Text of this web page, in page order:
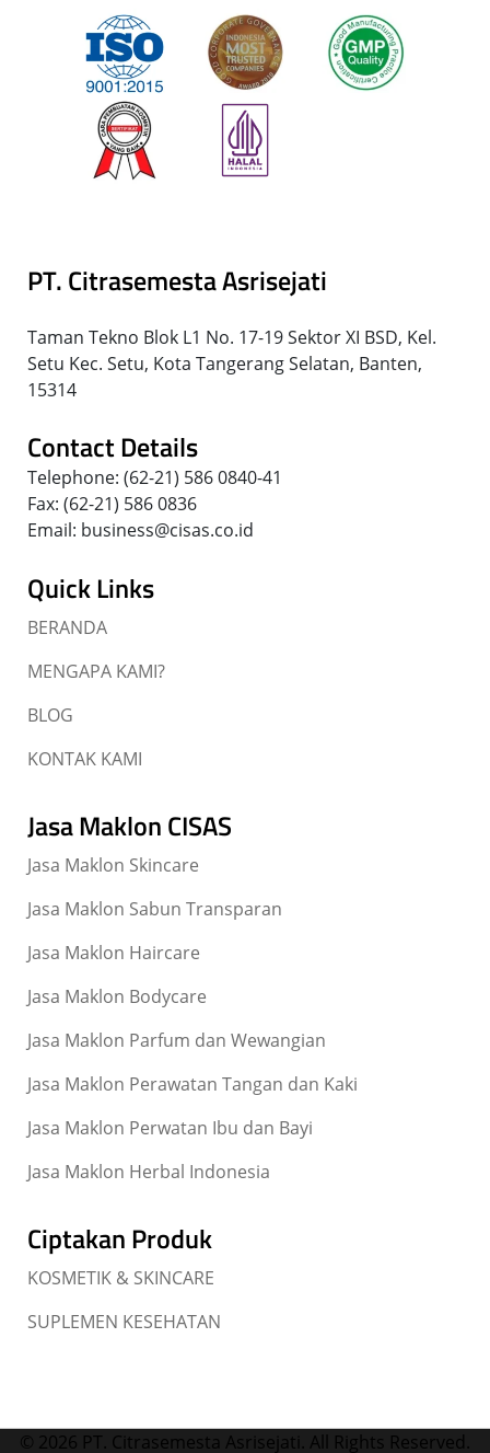
PT. Citrasemesta Asrisejati
Taman Tekno Blok L1 No. 17-19 Sektor XI BSD, Kel.
Setu Kec. Setu, Kota Tangerang Selatan, Banten,
15314
Contact Details
Telephone: (62-21) 586 0840-41
Fax: (62-21) 586 0836
Email: business@cisas.co.id
Quick Links
BERANDA
MENGAPA KAMI?
BLOG
KONTAK KAMI
Jasa Maklon CISAS
Jasa Maklon Skincare
Jasa Maklon Sabun Transparan
Jasa Maklon Haircare
Jasa Maklon Bodycare
Jasa Maklon Parfum dan Wewangian
Jasa Maklon Perawatan Tangan dan Kaki
Jasa Maklon Perwatan Ibu dan Bayi
Jasa Maklon Herbal Indonesia
Ciptakan Produk
KOSMETIK & SKINCARE
SUPLEMEN KESEHATAN
© 2026 PT. Citrasemesta Asrisejati. All Rights Reserved.